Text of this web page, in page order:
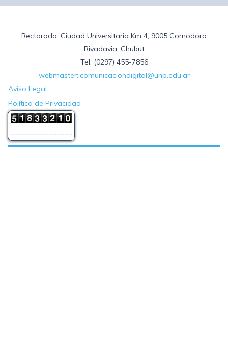
Rectorado: Ciudad Universitaria Km 4, 9005 Comodoro
Rivadavia, Chubut
Tel: (0297) 455-7856
webmaster::comunicaciondigital@unp.edu.ar
Aviso Legal
Política de Privacidad